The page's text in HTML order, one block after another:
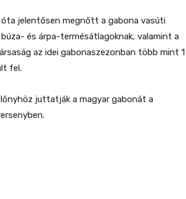
óta jelentősen megnőtt a gabona vasúti
és árpa-termésátlagoknak, valamint a
az idei gabonaszezonban több mint 1
fel.
juttatják a magyar gabonát a